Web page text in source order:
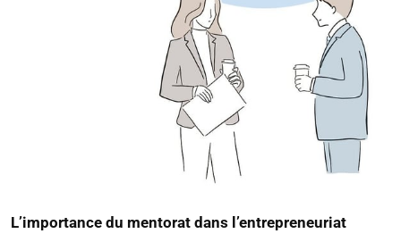
L’importance du mentorat dans l’entrepreneuriat